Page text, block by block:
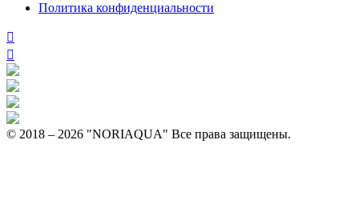
Политика конфиденциальности
© 2018 – 2026 "NORIAQUA" Все права защищены.